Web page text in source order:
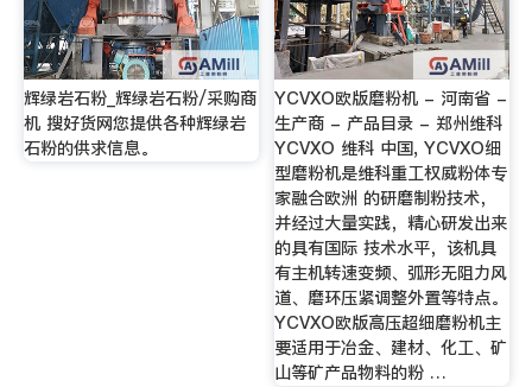
辉绿岩石粉_辉绿岩石粉/采购商
机 搜好货网您提供各种辉绿岩
石粉的供求信息。
YCVXO欧版磨粉机 - 河南省 -
生产商 - 产品目录 - 郑州维科
YCVXO 维科 中国, YCVXO细
型磨粉机是维科重工权威粉体专
家融合欧洲 的研磨制粉技术，
并经过大量实践，精心研发出来
的具有国际 技术水平，该机具
有主机转速变频、弧形无阻力风
道、磨环压紧调整外置等特点。
YCVXO欧版高压超细磨粉机主
要适用于冶金、建材、化工、矿
山等矿产品物料的粉 …